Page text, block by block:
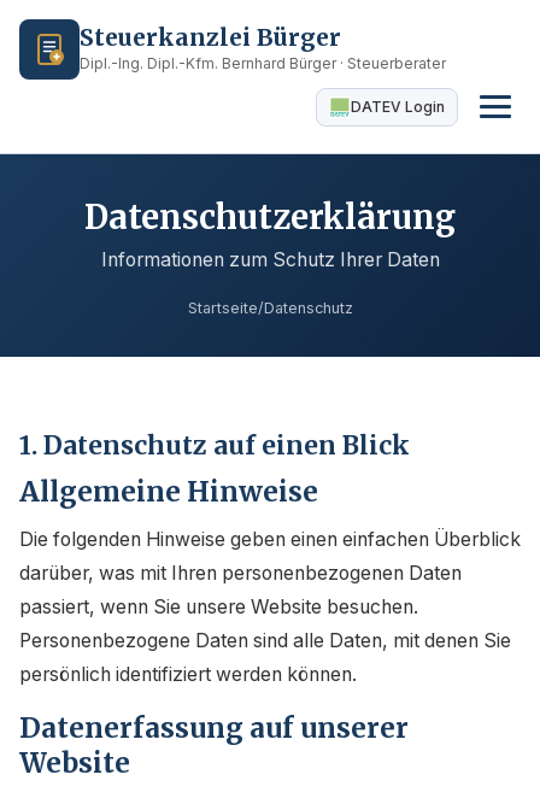
Steuerkanzlei Bürger
Dipl.-Ing. Dipl.-Kfm. Bernhard Bürger · Steuerberater
DATEV Login
Datenschutzerklärung
Informationen zum Schutz Ihrer Daten
Startseite/Datenschutz
1. Datenschutz auf einen Blick
Allgemeine Hinweise
Die folgenden Hinweise geben einen einfachen Überblick
darüber, was mit Ihren personenbezogenen Daten
passiert, wenn Sie unsere Website besuchen.
Personenbezogene Daten sind alle Daten, mit denen Sie
persönlich identifiziert werden können.
Datenerfassung auf unserer
Website